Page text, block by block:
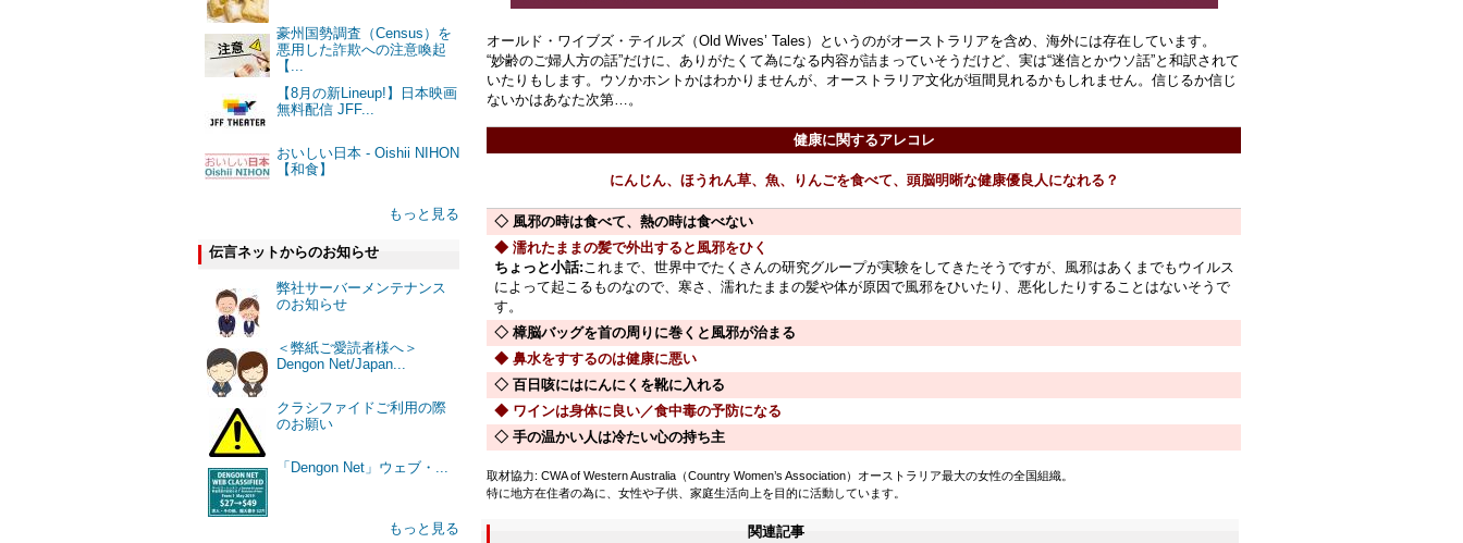
豪州国勢調査（Census）を
悪用した詐欺への注意喚起
【...
【8月の新Lineup!】日本映画
無料配信 JFF...
おいしい日本 - Oishii NIHON
【和食】
もっと見る
伝言ネットからのお知らせ
弊社サーバーメンテナンス
のお知らせ
＜弊紙ご愛読者様へ＞
Dengon Net/Japan...
クラシファイドご利用の際
のお願い
「Dengon Net」ウェブ・...
もっと見る
オールド・ワイブズ・テイルズ（Old Wives’ Tales）というのがオーストラリアを含め、海外には存在しています。
“妙齢のご婦人方の話”だけに、ありがたくて為になる内容が詰まっていそうだけど、実は“迷信とかウソ話”と和訳されて
いたりもします。ウソかホントかはわかりませんが、オーストラリア文化が垣間見れるかもしれません。信じるか信じ
ないかはあなた次第…。
健康に関するアレコレ
にんじん、ほうれん草、魚、りんごを食べて、頭脳明晰な健康優良人になれる？
◇ 風邪の時は食べて、熱の時は食べない
◆ 濡れたままの髪で外出すると風邪をひく
ちょっと小話: これまで、世界中でたくさんの研究グループが実験をしてきたそうですが、風邪はあくまでもウイルス
によって起こるものなので、寒さ、濡れたままの髪や体が原因で風邪をひいたり、悪化したりすることはないそうで
す。
◇ 樟脳バッグを首の周りに巻くと風邪が治まる
◆ 鼻水をすするのは健康に悪い
◇ 百日咳にはにんにくを靴に入れる
◆ ワインは身体に良い／食中毒の予防になる
◇ 手の温かい人は冷たい心の持ち主
取材協力: CWA of Western Australia（Country Women’s Association）オーストラリア最大の女性の全国組織。
特に地方在住者の為に、女性や子供、家庭生活向上を目的に活動しています。
関連記事